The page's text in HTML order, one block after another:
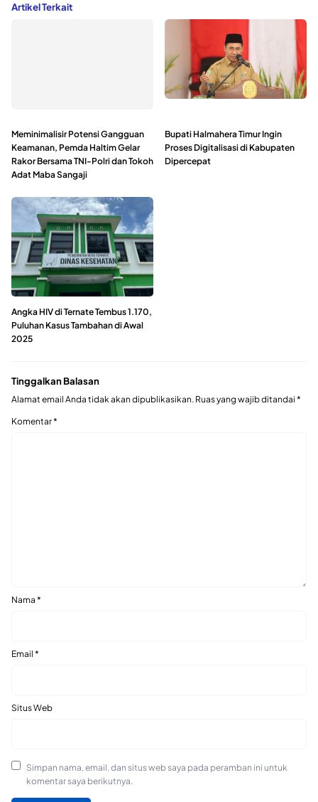
Artikel Terkait
Meminimalisir Potensi Gangguan
Keamanan, Pemda Haltim Gelar
Rakor Bersama TNI-Polri dan Tokoh
Adat Maba Sangaji
Bupati Halmahera Timur Ingin
Proses Digitalisasi di Kabupaten
Dipercepat
Angka HIV di Ternate Tembus 1.170,
Puluhan Kasus Tambahan di Awal
2025
Tinggalkan Balasan
Alamat email Anda tidak akan dipublikasikan. Ruas yang wajib ditandai *
Komentar*
Nama *
Email *
Situs Web
Simpan nama, email, dan situs web saya pada peramban ini untuk
komentar saya berikutnya.